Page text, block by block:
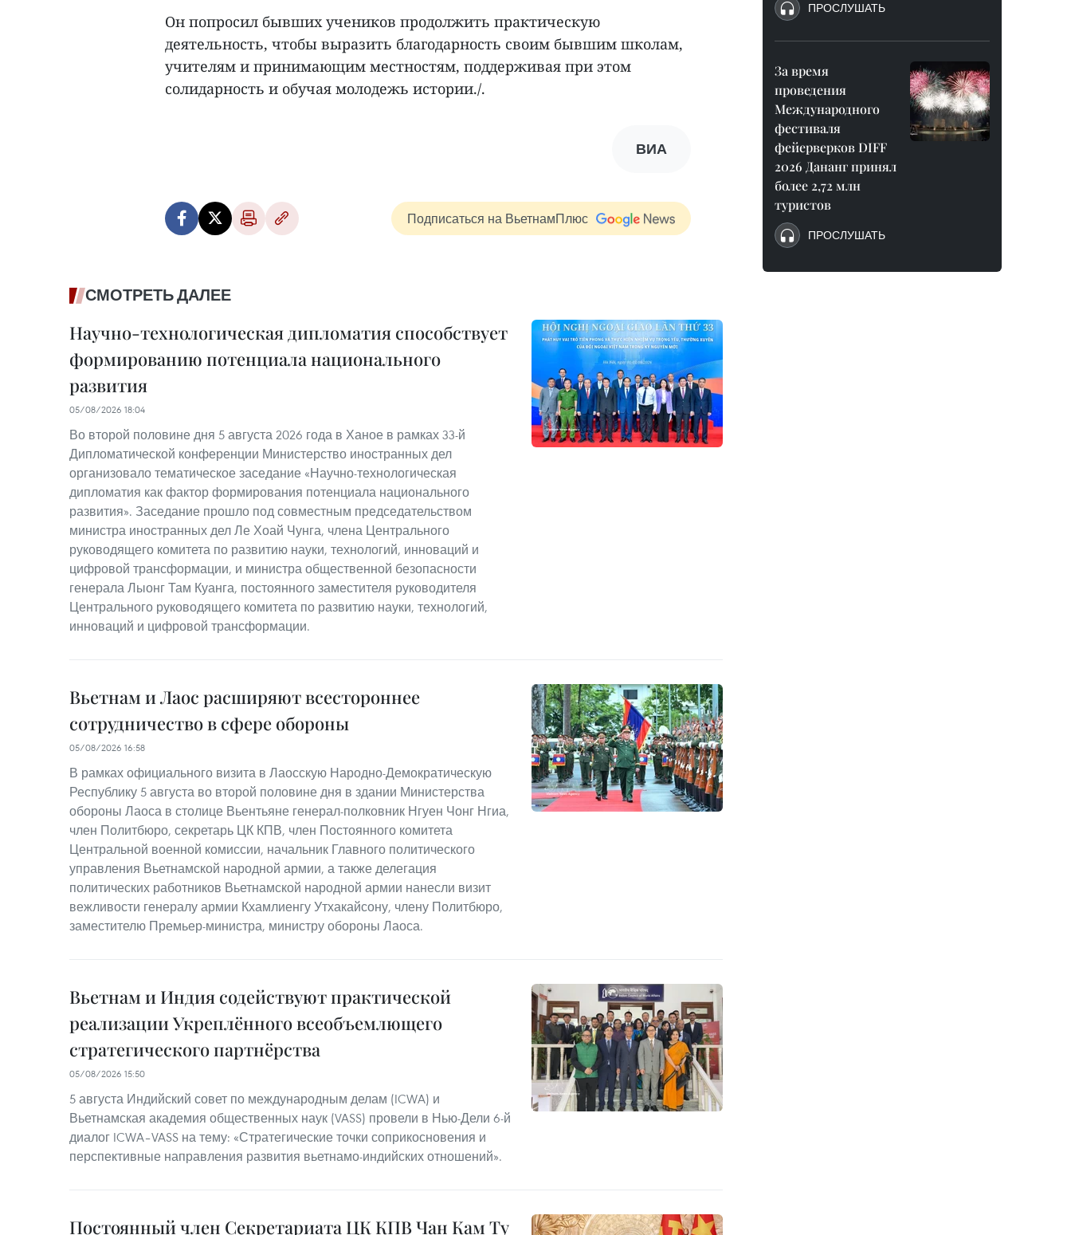
Он попросил бывших учеников продолжить практическую
деятельность, чтобы выразить благодарность своим бывшим школам,
учителям и принимающим местностям, поддерживая при этом
солидарность и обучая молодежь истории./.
ВИА
Подписаться на ВьетнамПлюс
СМОТРЕТЬ ДАЛЕЕ
Научно-технологическая дипломатия способствует
формированию потенциала национального
развития
05/08/2026 18:04
Во второй половине дня 5 августа 2026 года в Ханое в рамках 33-й
Дипломатической конференции Министерство иностранных дел
организовало тематическое заседание «Научно-технологическая
дипломатия как фактор формирования потенциала национального
развития». Заседание прошло под совместным председательством
министра иностранных дел Ле Хоай Чунга, члена Центрального
руководящего комитета по развитию науки, технологий, инноваций и
цифровой трансформации, и министра общественной безопасности
генерала Лыонг Там Куанга, постоянного заместителя руководителя
Центрального руководящего комитета по развитию науки, технологий,
инноваций и цифровой трансформации.
Вьетнам и Лаос расширяют всестороннее
сотрудничество в сфере обороны
05/08/2026 16:58
В рамках официального визита в Лаосскую Народно-Демократическую
Республику 5 августа во второй половине дня в здании Министерства
обороны Лаоса в столице Вьентьяне генерал-полковник Нгуен Чонг Нгиа,
член Политбюро, секретарь ЦК КПВ, член Постоянного комитета
Центральной военной комиссии, начальник Главного политического
управления Вьетнамской народной армии, а также делегация
политических работников Вьетнамской народной армии нанесли визит
вежливости генералу армии Кхамлиенгу Утхакайсону, члену Политбюро,
заместителю Премьер-министра, министру обороны Лаоса.
Вьетнам и Индия содействуют практической
реализации Укреплённого всеобъемлющего
стратегического партнёрства
05/08/2026 15:50
5 августа Индийский совет по международным делам (ICWA) и
Вьетнамская академия общественных наук (VASS) провели в Нью-Дели 6-й
диалог ICWA–VASS на тему: «Стратегические точки соприкосновения и
перспективные направления развития вьетнамо-индийских отношений».
Постоянный член Секретариата ЦК КПВ Чан Кам Ту
ПРОСЛУШАТЬ
За время
проведения
Международного
фестиваля
фейерверков DIFF
2026 Дананг принял
более 2,72 млн
туристов
ПРОСЛУШАТЬ